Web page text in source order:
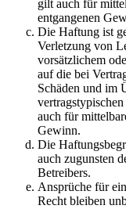
gilt auch für
entgangenen
Die Haftung ist
Verletzung von
vorsätzlichem
auf die bei
Schäden und im
auch für
Gewinn.
Die
auch zugunsten
Betreibers.
Ansprüche für
Recht bleiben